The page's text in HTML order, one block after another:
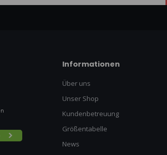
Informationen
Über uns
Unser Shop
Kundenbetreuung
Größentabelle
News